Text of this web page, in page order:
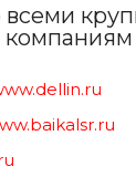
всеми